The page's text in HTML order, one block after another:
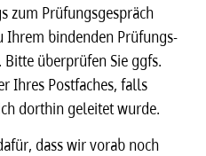
zum Prüfungs­ge­spräch
Ihrem binden­den Prüfungs­
über­prü­fen Sie ggfs.
Ihres Post­fa­ches, falls
dort­hin gelei­tet wurde.
dass wir vorab noch